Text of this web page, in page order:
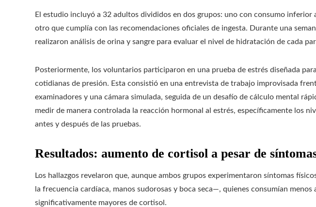
El estudio incluyó a 32 adultos divididos en dos grupos: uno con consumo inferior
otro que cumplía con las recomendaciones oficiales de ingesta. Durante una
realizaron análisis de orina y sangre para evaluar el nivel de hidratación de cada
Posteriormente, los voluntarios participaron en una prueba de estrés diseñada
cotidianas de presión. Esta consistió en una entrevista de trabajo improvisada
examinadores y una cámara simulada, seguida de un desafío de cálculo mental
medir de manera controlada la reacción hormonal al estrés, específicamente los
antes y después de las pruebas.
Resultados: aumento de cortisol a pesar de
Los hallazgos revelaron que, aunque ambos grupos experimentaron síntomas
la frecuencia cardíaca, manos sudorosas y boca seca—, quienes consumían
significativamente mayores de cortisol.